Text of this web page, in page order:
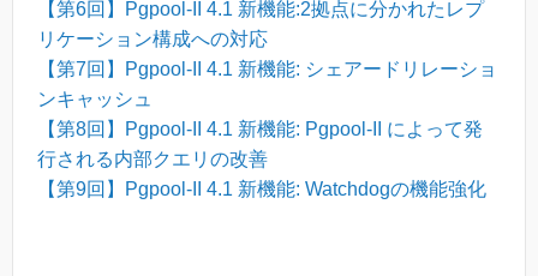
【第6回】
Pgpool-II 4.1 新機能:2拠点に分かれたレプ
リケーション構成への対応
【第7回】
Pgpool-II 4.1 新機能: シェアードリレーショ
ンキャッシュ
【第8回】
Pgpool-II 4.1 新機能: Pgpool-II によって発
行される内部クエリの改善
【第9回】
Pgpool-II 4.1 新機能: Watchdogの機能強化